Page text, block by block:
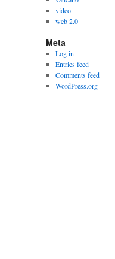
video
web 2.0
Meta
Log in
Entries feed
Comments feed
WordPress.org